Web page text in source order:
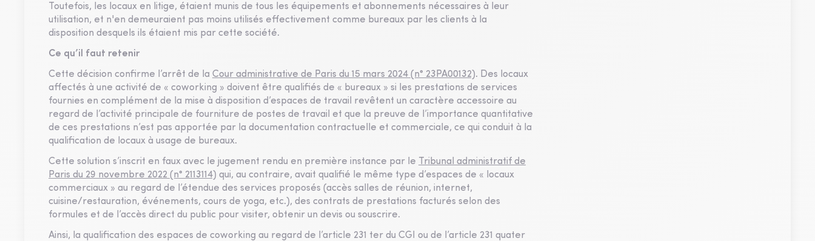
Toutefois, les locaux en litige, étaient munis de tous les équipements et abonnements nécessaires à leur
utilisation, et n'en demeuraient pas moins utilisés effectivement comme bureaux par les clients à la
disposition desquels ils étaient mis par cette société.
Ce qu’il faut retenir
Cette décision confirme l’arrêt de la Cour administrative de Paris du 15 mars 2024 (n° 23PA00132). Des locaux
affectés à une activité de « coworking » doivent être qualifiés de « bureaux » si les prestations de services
fournies en complément de la mise à disposition d’espaces de travail revêtent un caractère accessoire au
regard de l’activité principale de fourniture de postes de travail et que la preuve de l’importance quantitative
de ces prestations n’est pas apportée par la documentation contractuelle et commerciale, ce qui conduit à la
qualification de locaux à usage de bureaux.
Cette solution s’inscrit en faux avec le jugement rendu en première instance par le
Tribunal administratif de
Paris du 29 novembre 2022 (n° 2113114) qui, au contraire, avait qualifié le même type d’espaces de « locaux
commerciaux » au regard de l’étendue des services proposés (accès salles de réunion, internet,
cuisine/restauration, événements, cours de yoga, etc.), des contrats de prestations facturés selon des
formules et de l’accès direct du public pour visiter, obtenir un devis ou souscrire.
Ainsi, la qualification des espaces de coworking au regard de l’article 231 ter du CGI ou de l’article 231 quater